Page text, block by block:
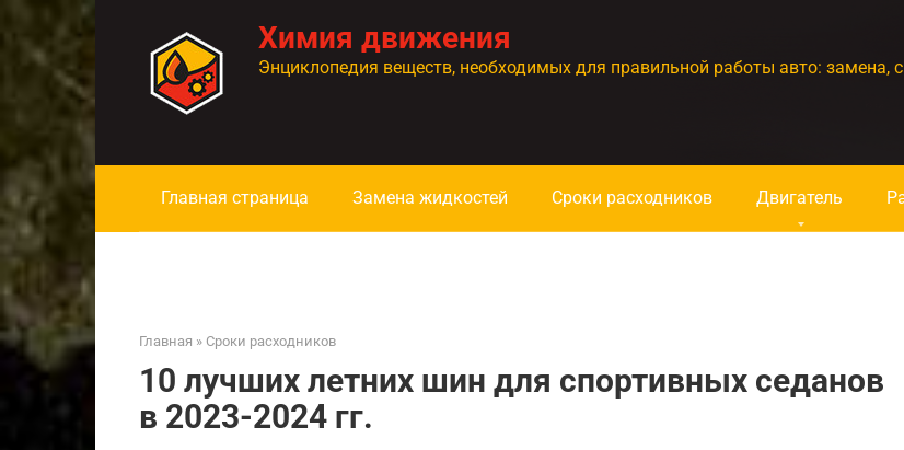
контенту
Химия движения
Энциклопедия веществ, необходимых для правильной работы авто: замена,
Главная страница Замена жидкостей Сроки расходников Двигатель
Главная » Сроки расходников
10 лучших летних шин для спортивных седанов
в 2023-2024 гг.